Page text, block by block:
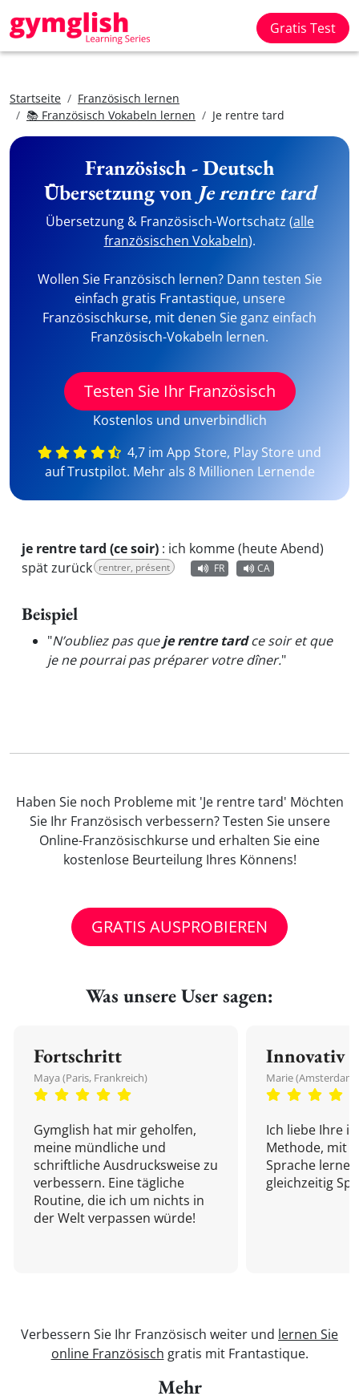
Gratis Test
Startseite
Französisch lernen
📚 Französisch Vokabeln lernen
Je rentre tard
Französisch - Deutsch
Übersetzung von Je rentre tard
Übersetzung & Französisch-Wortschatz (alle
französischen Vokabeln).
Wollen Sie Französisch lernen? Dann testen Sie
einfach gratis Frantastique, unsere
Französischkurse, mit denen Sie ganz einfach
Französisch-Vokabeln lernen.
Testen Sie Ihr Französisch
Kostenlos und unverbindlich
4,7 im App Store, Play Store und
auf Trustpilot. Mehr als 8 Millionen Lernende
je rentre tard (ce soir) : ich komme (heute Abend)
spät zurück rentrer, présent FR CA
Beispiel
"N’oubliez pas queje rentre tardce soir et que
je ne pourrai pas préparer votre dîner."
Haben Sie noch Probleme mit 'Je rentre tard' Möchten
Sie Ihr Französisch verbessern? Testen Sie unsere
Online-Französischkurse und erhalten Sie eine
kostenlose Beurteilung Ihres Könnens!
GRATIS AUSPROBIEREN
Was unsere User sagen:
Fortschritt
Maya (Paris, Frankreich)
Gymglish hat mir geholfen,
meine mündliche und
schriftliche Ausdrucksweise zu
verbessern. Eine tägliche
Routine, die ich um nichts in
der Welt verpassen würde!
Innovativ
Marie
Ich liebe Ihre
Methode, mit
Sprache
gleichzeitig
Verbessern Sie Ihr Französisch weiter und lernen Sie
online Französisch gratis mit Frantastique.
Mehr